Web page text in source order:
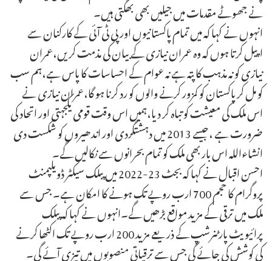
نے جھوٹے مقدمات میں جیلیں بھی بھگتی ہیں۔
انہوں نے کہا کہ میں تمام پاکستانیوں اور پی ٹی آئی کے کارکنان سے
اپیل کرتا ہوں کہ وہ عمران نیازی کے بیان کی مذمت کریں،عمران
نیازی کو نہ مذہب کا پتہ ہے نہ عوام کے احساسات کا پاس ہے،ہم سب
کو مل کر پاکستان کو کمزور کرنے والوں کو رد کرنا ہو گا،عمران نیازی نے
اس ملک کی معیشت کو تباہ کر دیا،ہمیں اس وقت قومی یکجہتی اور اتحاد کی
ضرورت ہے ،جیسے 2013 میں دہشتگردی اور اندھیروں کو شکست دی
انشاءاللہ اس بار بھی ملک کو تمام بحرانوں سے نکالیں گے۔
احسن اقبال نے کہا کہ بجٹ 23-2022 میں پبلک سیکٹر ڈویلپمنٹ
پروگرام کا حجم 700 ارب روپے تک ہونے کا امکان ہے۔ جس سے
ملک میں ترقی کے مزید مواقع بڑھیں گے۔انہوں نے کہا کہ پبلک
پرائیویٹ پارٹنرشپ کے ذریعے مزید 200 ارب روپے تک اکٹھا کرنے
کی کوشش کی جائے گی جس سے ترقیاتی منصوبوں میں تیزی آئے گی۔